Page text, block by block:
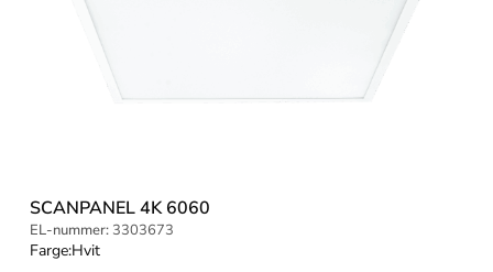
SCANPANEL 4K 6060
EL-nummer: 3303673
Farge:Hvit